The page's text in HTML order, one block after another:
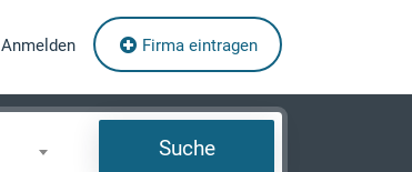
Anmelden Firma eintragen
Suche